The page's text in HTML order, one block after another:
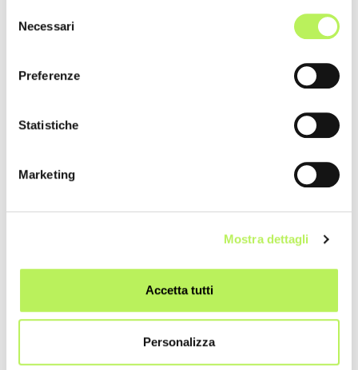
combinarle con altre informazioni che hai fornito loro o
delNecessari
Preferenze
Statistiche
Marketing
Mostra dettagli
Accetta tutti
Personalizza